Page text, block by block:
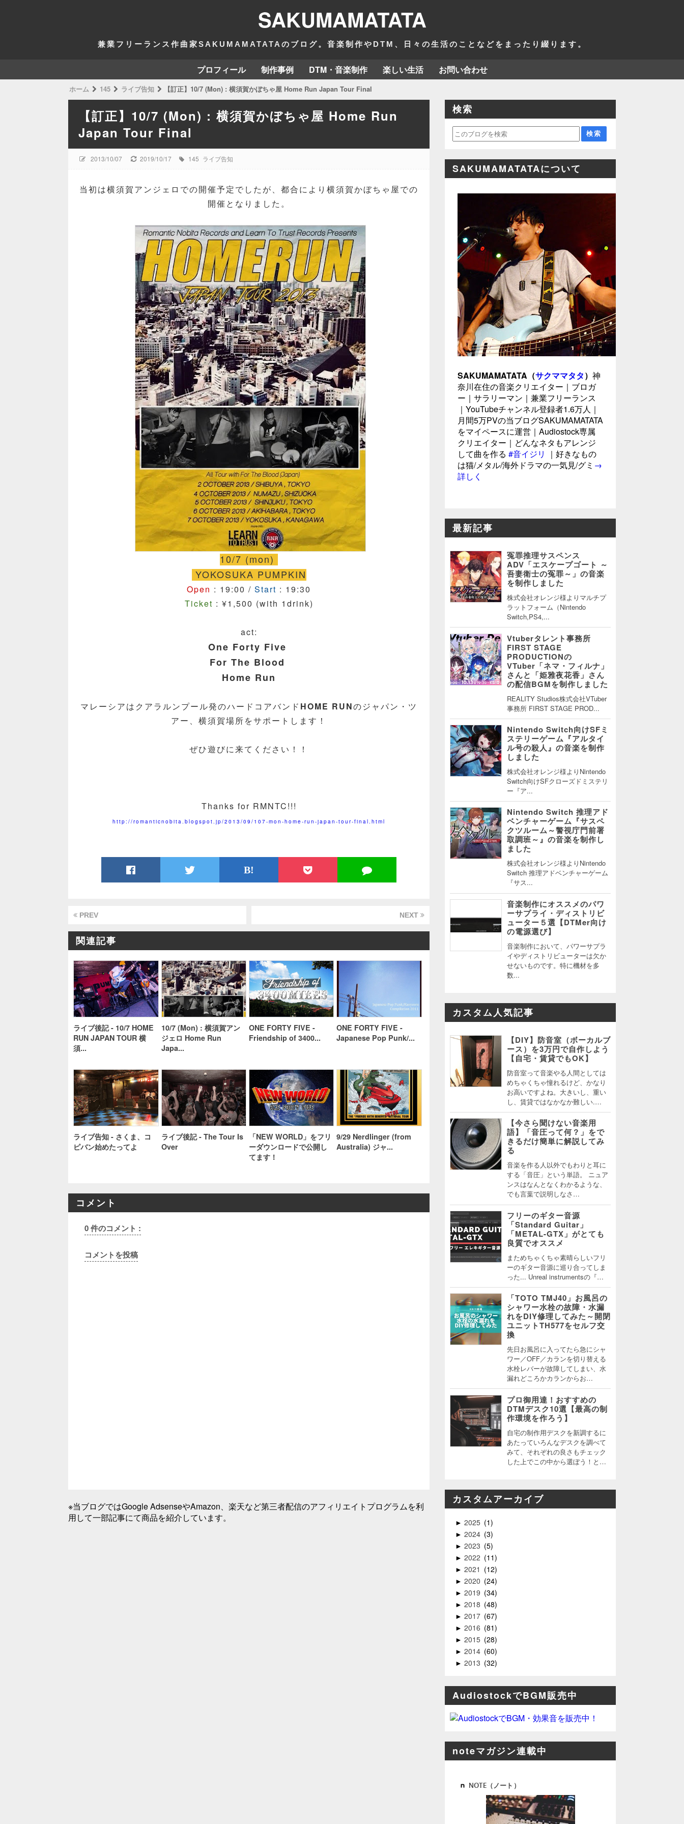
SAKUMAMATATA
兼業フリーランス作曲家SAKUMAMATATAのブログ。音楽制作やDTM、日々の生活のことなどをまったり綴ります。
プロフィール 制作事例 DTM・音楽制作 楽しい生活 お問い合わせ
ホーム 145 ライブ告知 【訂正】10/7 (Mon) : 横須賀かぼちゃ屋 Home Run Japan Tour Final
【訂正】10/7 (Mon) : 横須賀かぼちゃ屋 Home Run
Japan Tour Final
2013/10/07 2019/10/17 145 ライブ告知
当初は横須賀アンジェロでの開催予定でしたが、都合により横須賀かぼちゃ屋での
開催となりました。
10/7 (mon)
YOKOSUKA PUMPKIN
Open : 19:00 / Start : 19:30
Ticket : ¥1,500 (with 1drink)
act:
One Forty Five
For The Blood
Home Run
マレーシアはクアラルンプール発のハードコアバンド HOME RUNのジャパン・ツ
アー、横須賀場所をサポートします！
ぜひ遊びに来てください！！
Thanks for RMNTC!!!
http://romanticnobita.blogspot.jp/2013/09/107-mon-home-run-japan-tour-final.html
B!
PREV NEXT
関連記事
ライブ後記 - 10/7 HOME
RUN JAPAN TOUR 横
須...
10/7 (Mon) : 横須賀アン
ジェロ Home Run
Japa...
ONE FORTY FIVE -
Friendship of 3400...
ONE FORTY FIVE -
Japanese Pop Punk/...
ライブ告知 - さくま、コ
ピバン始めたってよ
ライブ後記 - The Tour Is
Over
「NEW WORLD」をフリ
ーダウンロードで公開し
てます！
9/29 Nerdlinger (from
Australia) ジャ...
コメント
0 件のコメント :
コメントを投稿
※当ブログではGoogle AdsenseやAmazon、楽天など第三者配信のアフィリエイトプログラムを利
用して一部記事にて商品を紹介しています。
検索
SAKUMAMATATAについて
SAKUMAMATATA（サクママタタ） 神
奈川在住の音楽クリエイター｜ブロガ
ー｜サラリーマン｜兼業フリーランス
｜YouTubeチャンネル登録者1.6万人｜
月間5万PVの当ブログSAKUMAMATATA
をマイペースに運営｜Audiostock専属
クリエイター｜どんなネタもアレンジ
して曲を作る #音イジリ
｜好きなもの
は猫/メタル/海外ドラマの一気見/グミ →
詳しく
最新記事
冤罪推理サスペンス
ADV「エスケープゴート ～
吾妻衛士の冤罪～」の音楽
を制作しました
株式会社オレンジ様よりマルチプ
ラットフォーム（Nintendo
Switch,PS4,...
Vtuberタレント事務所
FIRST STAGE
PRODUCTIONの
VTuber「ネマ・フィルナ」
さんと「姫雅夜花香」さん
の配信BGMを制作しました
REALITY Studios株式会社VTuber
事務所 FIRST STAGE PROD...
Nintendo Switch向けSFミ
ステリーゲーム『アルタイ
ル号の殺人』の音楽を制作
しました
株式会社オレンジ様よりNintendo
Switch向けSFクローズドミステリ
ー『ア...
Nintendo Switch 推理アド
ベンチャーゲーム『サスペ
クツルーム～警視庁門前署
取調班～』の音楽を制作し
ました
株式会社オレンジ様よりNintendo
Switch 推理アドベンチャーゲーム
『サス...
音楽制作にオススメのパワ
ーサプライ・ディストリビ
ューター５選【DTMer向け
の電源選び】
音楽制作において、パワーサプラ
イやディストリビューターは欠か
せないものです。特に機材を多
数...
カスタム人気記事
【DIY】防音室（ボーカルブ
ース）を3万円で自作しよう
【自宅・賃貸でもOK】
防音室って音楽やる人間としては
めちゃくちゃ憧れるけど、かなり
お高いですよね。大きいし、重い
し、賃貸ではなかなか難しい.…
【今さら聞けない音楽用
語】「音圧って何？」をで
きるだけ簡単に解説してみ
る
音楽を作る人以外でもわりと耳に
する「音圧」という単語。 ニュア
ンスはなんとなくわかるような、
でも言葉で説明しなさ…
フリーのギター音源
「Standard Guitar」
「METAL-GTX」がとても
良質でオススメ
まためちゃくちゃ素晴らしいフリ
ーのギター音源に巡り合ってしま
った... Unreal instrumentsの『…
「TOTO TMJ40」お風呂の
シャワー水栓の故障・水漏
れをDIY修理してみた～開閉
ユニットTH577をセルフ交
換
先日お風呂に入ってたら急にシャ
ワー／OFF／カランを切り替える
水栓レバーが故障してしまい、水
漏れどころかカランからお…
プロ御用達！おすすめの
DTMデスク10選【最高の制
作環境を作ろう】
自宅の制作用デスクを新調するに
あたっていろんなデスクを調べて
みて、それぞれの良さもチェック
した上でこの中から選ぼう！と…
カスタムアーカイブ
► 2025 1
► 2024 3
► 2023 5
► 2022 11
► 2021 12
► 2020 24
► 2019 34
► 2018 48
► 2017 67
► 2016 81
► 2015 28
► 2014 60
► 2013 32
AudiostockでBGM販売中
noteマガジン連載中